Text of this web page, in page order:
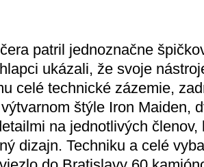
patril jednoznačne
ukázali, že svoje
celé technické zázemie,
štýle Iron Maiden,
na jednotlivých
dizajn. Techniku a celé